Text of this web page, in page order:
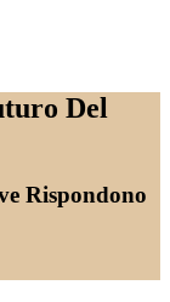
Del
Rispondono